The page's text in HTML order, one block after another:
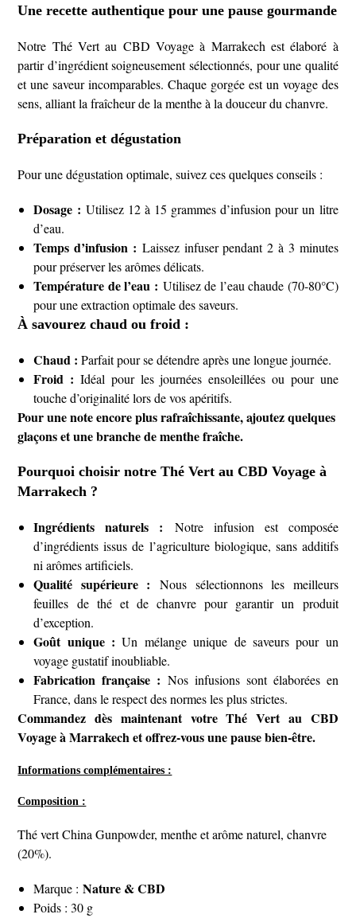
Une recette authentique pour une pause gourmande
Notre Thé Vert au CBD Voyage à Marrakech est élaboré à
partir d’ingrédient soigneusement sélectionnés, pour une qualité
et une saveur incomparables. Chaque gorgée est un voyage des
sens, alliant la fraîcheur de la menthe à la douceur du chanvre.
Préparation et dégustation
Pour une dégustation optimale, suivez ces quelques conseils :
Dosage : Utilisez 12 à 15 grammes d’infusion pour un litre
d’eau.
Temps d’infusion : Laissez infuser pendant 2 à 3 minutes
pour préserver les arômes délicats.
Température de l’eau : Utilisez de l’eau chaude (70-80°C)
pour une extraction optimale des saveurs.
À savourez chaud ou froid :
Chaud :Parfait pour se détendre après une longue journée.
Froid : Idéal pour les journées ensoleillées ou pour une
touche d’originalité lors de vos apéritifs.
Pour une note encore plus rafraîchissante, ajoutez quelques
glaçons et une branche de menthe fraîche.
Pourquoi choisir notre Thé Vert au CBD Voyage à
Marrakech ?
Ingrédients naturels : Notre infusion est composée
d’ingrédients issus de l’agriculture biologique, sans additifs
ni arômes artificiels.
Qualité supérieure : Nous sélectionnons les meilleurs
feuilles de thé et de chanvre pour garantir un produit
d’exception.
Goût unique :Un mélange unique de saveurs pour un
voyage gustatif inoubliable.
Fabrication française :Nos infusions sont élaborées en
France, dans le respect des normes les plus strictes.
Commandez dès maintenant votre Thé Vert au CBD
Voyage à Marrakech et offrez-vous une pause bien-être.
Informations complémentaires :
Composition :
Thé vert China Gunpowder, menthe et arôme naturel, chanvre
(20%).
Marque :Nature & CBD
Poids : 30 g